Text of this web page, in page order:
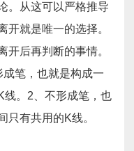
。从这可以严格推导
开就是唯一的选择。
开后再判断的事情。
笔，也就是构成一
线。2、不形成笔，也
只有共用的K线。